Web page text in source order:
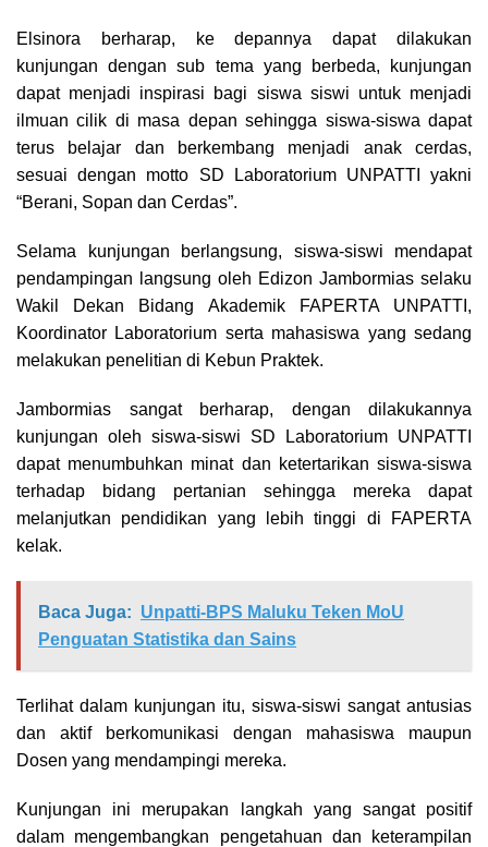
Elsinora berharap, ke depannya dapat dilakukan
kunjungan dengan sub tema yang berbeda, kunjungan
dapat menjadi inspirasi bagi siswa siswi untuk menjadi
ilmuan cilik di masa depan sehingga siswa-siswa dapat
terus belajar dan berkembang menjadi anak cerdas,
sesuai dengan motto SD Laboratorium UNPATTI yakni
“Berani, Sopan dan Cerdas”.
Selama kunjungan berlangsung, siswa-siswi mendapat
pendampingan langsung oleh Edizon Jambormias selaku
Wakil Dekan Bidang Akademik FAPERTA UNPATTI,
Koordinator Laboratorium serta mahasiswa yang sedang
melakukan penelitian di Kebun Praktek.
Jambormias sangat berharap, dengan dilakukannya
kunjungan oleh siswa-siswi SD Laboratorium UNPATTI
dapat menumbuhkan minat dan ketertarikan siswa-siswa
terhadap bidang pertanian sehingga mereka dapat
melanjutkan pendidikan yang lebih tinggi di FAPERTA
kelak.
Baca Juga: Unpatti-BPS Maluku Teken MoU
Penguatan Statistika dan Sains
Terlihat dalam kunjungan itu, siswa-siswi sangat antusias
dan aktif berkomunikasi dengan mahasiswa maupun
Dosen yang mendampingi mereka.
Kunjungan ini merupakan langkah yang sangat positif
dalam mengembangkan pengetahuan dan keterampilan